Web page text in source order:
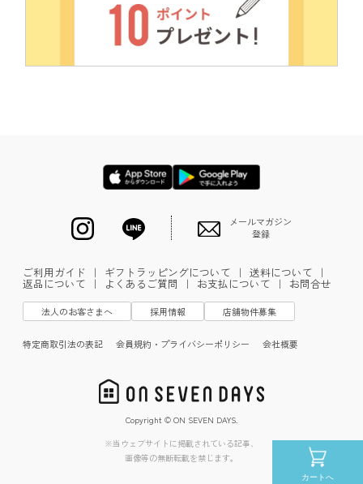
カートへ
メールマガジン
登録
ご利用ガイド ｜ ギフトラッピングについて ｜ 送料について ｜
返品について ｜ よくあるご質問 ｜ お支払について ｜ お問合せ
法人のお客さまへ 採用情報 店舗物件募集
特定商取引法の表記 会員規約・プライバシーポリシー 会社概要
Copyright © ON SEVEN DAYS.
※当ウェブサイトに掲載されている記事、
画像等の無断転載を禁じます。